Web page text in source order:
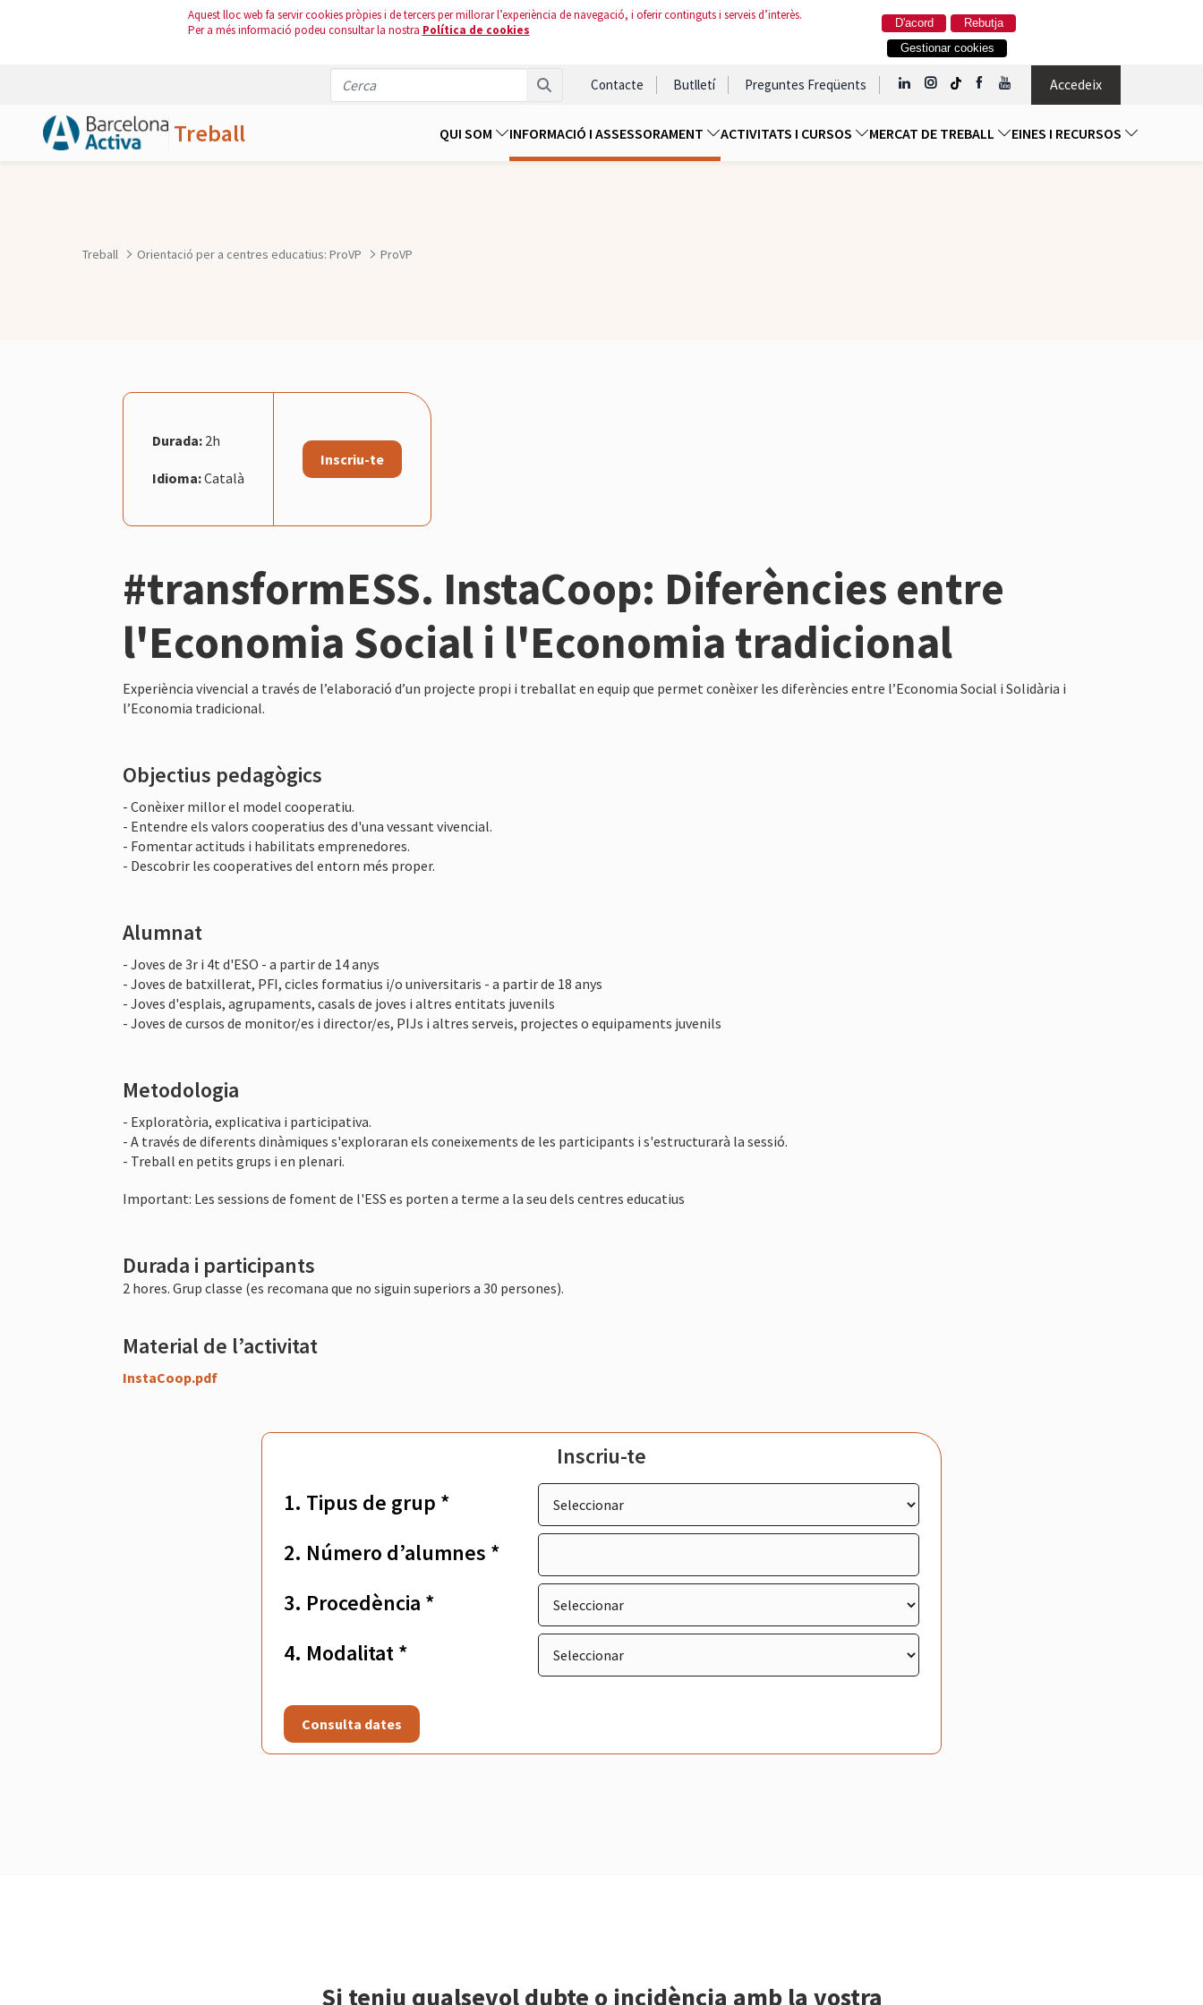
Aquest lloc web fa servir cookies pròpies i de tercers per millorar l’experiència de navegació, i oferir continguts i serveis d’interès.
Per a més informació podeu consultar la nostra Política de cookies Rebutja
D'acord
Gestionar cookies
Contacte Butlletí Preguntes Freqüents Accedeix
Treball QUI SOM INFORMACIÓ I ASSESSORAMENT ACTIVITATS I CURSOS MERCAT DE TREBALL EINES I RECURSOS
Treball Orientació per a centres educatius: ProVP ProVP
Durada: 2h
Idioma:Català
Inscriu-te
#transformESS. InstaCoop: Diferències entre
l'Economia Social i l'Economia tradicional
Experiència vivencial a través de l’elaboració d’un projecte propi i treballat en equip que permet conèixer les diferències entre l’Economia Social i Solidària i
l’Economia tradicional.
Objectius pedagògics
- Conèixer millor el model cooperatiu.
- Entendre els valors cooperatius des d'una vessant vivencial.
- Fomentar actituds i habilitats emprenedores.
- Descobrir les cooperatives del entorn més proper.
Alumnat
- Joves de 3r i 4t d'ESO - a partir de 14 anys
- Joves de batxillerat, PFI, cicles formatius i/o universitaris - a partir de 18 anys
- Joves d'esplais, agrupaments, casals de joves i altres entitats juvenils
- Joves de cursos de monitor/es i director/es, PIJs i altres serveis, projectes o equipaments juvenils
Metodologia
- Exploratòria, explicativa i participativa.
- A través de diferents dinàmiques s'exploraran els coneixements de les participants i s'estructurarà la sessió.
- Treball en petits grups i en plenari.
Important: Les sessions de foment de l'ESS es porten a terme a la seu dels centres educatius
Durada i participants
2 hores. Grup classe (es recomana que no siguin superiors a 30 persones).
Material de l’activitat
InstaCoop.pdf
Inscriu-te
1. Tipus de grup *
2. Número d’alumnes *
3. Procedència *
4. Modalitat *
Consulta dates
Si teniu qualsevol dubte o incidència amb la vostra